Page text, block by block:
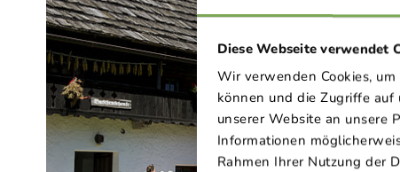
Diese Webseite verwendet
Wir verwenden Cookies,
können und die Zugriffe
unserer Website an unsere
Informationen
Rahmen Ihrer Nutzung der